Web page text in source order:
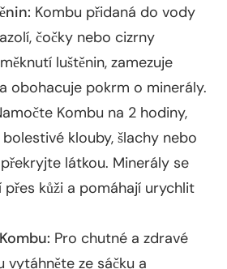
Kombu přidaná do vody
čočky nebo cizrny
luštěnin, zamezuje
obohacuje pokrm o minerály.
Kombu na 2 hodiny,
klouby, šlachy nebo
látkou. Minerály se
přes kůži a pomáhají urychlit
Pro chutné a zdravé
vytáhněte ze sáčku a